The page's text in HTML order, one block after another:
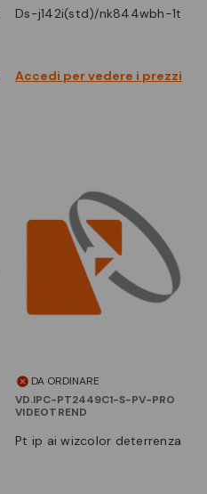
ds-j142i(std)/nk844wbh-1t
Accedi per vedere i prezzi
DA ORDINARE
VD.IPC-PT2449C1-S-PV-PRO
VIDEOTREND
pt ip ai wizcolor deterrenza